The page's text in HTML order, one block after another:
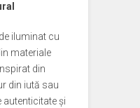
iluminat cu
materiale
din
din iută sau
autenticitate și